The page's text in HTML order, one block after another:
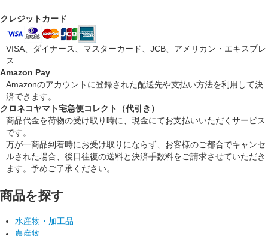
クレジットカード
VISA、ダイナース、マスターカード、JCB、アメリカン・エキスプレ
ス
Amazon Pay
Amazonのアカウントに登録された配送先や支払い方法を利用して決
済できます。
クロネコヤマト宅急便コレクト（代引き）
商品代金を荷物の受け取り時に、現金にてお支払いいただくサービス
です。
万が一商品到着時にお受け取りにならず、お客様のご都合でキャンセ
ルされた場合、後日往復の送料と決済手数料をご請求させていただき
ます。予めご了承ください。
商品を探す
水産物・加工品
農産物